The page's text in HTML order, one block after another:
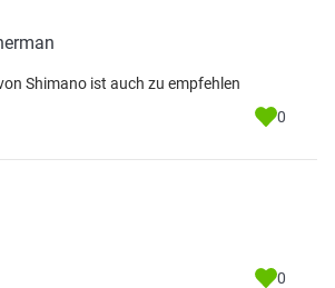
Shimano ist auch zu empfehlen
0
0